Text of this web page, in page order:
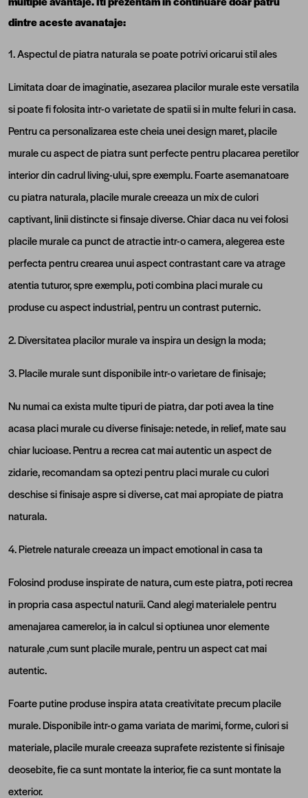
dintre aceste avanataje:
1. Aspectul de piatra naturala se poate potrivi oricarui stil ales
Limitata doar de imaginatie, asezarea placilor murale este versatila
si poate fi folosita intr-o varietate de spatii si in multe feluri in casa.
Pentru ca personalizarea este cheia unei design maret, placile
murale cu aspect de piatra sunt perfecte pentru placarea peretilor
interior din cadrul living-ului, spre exemplu. Foarte asemanatoare
cu piatra naturala, placile murale creeaza un mix de culori
captivant, linii distincte si finsaje diverse. Chiar daca nu vei folosi
placile murale ca punct de atractie intr-o camera, alegerea este
perfecta pentru crearea unui aspect contrastant care va atrage
atentia tuturor, spre exemplu, poti combina placi murale cu
produse cu aspect industrial, pentru un contrast puternic.
2. Diversitatea placilor murale va inspira un design la moda;
3. Placile murale sunt disponibile intr-o varietare de finisaje;
Nu numai ca exista multe tipuri de piatra, dar poti avea la tine
acasa placi murale cu diverse finisaje: netede, in relief, mate sau
chiar lucioase. Pentru a recrea cat mai autentic un aspect de
zidarie, recomandam sa optezi pentru placi murale cu culori
deschise si finisaje aspre si diverse, cat mai apropiate de piatra
naturala.
4. Pietrele naturale creeaza un impact emotional in casa ta
Folosind produse inspirate de natura, cum este piatra, poti recrea
in propria casa aspectul naturii. Cand alegi materialele pentru
amenajarea camerelor, ia in calcul si optiunea unor elemente
naturale ,cum sunt placile murale, pentru un aspect cat mai
autentic.
Foarte putine produse inspira atata creativitate precum placile
murale. Disponibile intr-o gama variata de marimi, forme, culori si
materiale, placile murale creeaza suprafete rezistente si finisaje
deosebite, fie ca sunt montate la interior, fie ca sunt montate la
exterior.